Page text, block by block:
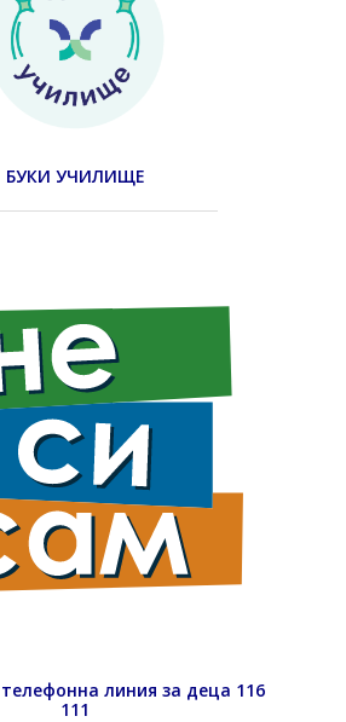
БУКИ УЧИЛИЩЕ
линия за деца 116
111